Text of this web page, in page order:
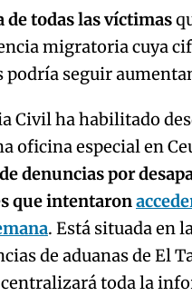
de todas las víctimas
migratoria cuya
podría seguir
Civil ha habilitado
oficina especial en
denuncias por
que intentaron
. Está situada en
de aduanas de El
centralizará toda la